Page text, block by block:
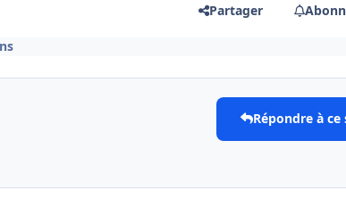
Partager
Répondre à ce